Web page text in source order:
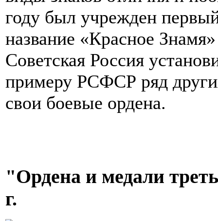
году был учрежден
название «Красное
Советская Россия
примеру РСФСР ряд
свои боевые ордена.
"Ордена и медали
г.